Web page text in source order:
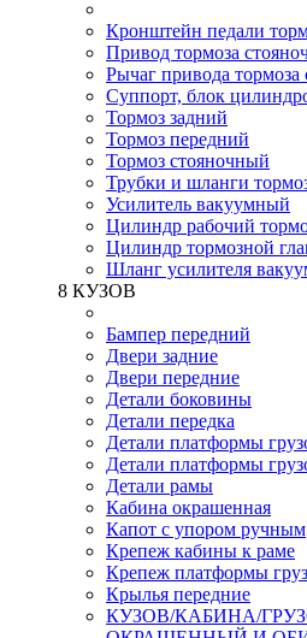
Кронштейн педали
Привод тормоза
Рычаг привода тормоза
Суппорт, блок
Тормоз задний
Тормоз передний
Тормоз стояночный
Трубки и шланги
Усилитель вакуумный
Цилиндр рабочий
Цилиндр тормозной
Шланг усилителя
8 КУЗОВ
Бампер передний
Двери задние
Двери передние
Детали боковины
Детали передка
Детали платформы
Детали платформы
Детали рамы
Кабина окрашенная
Капот с упором ручным
Крепеж кабины к раме
Крепеж платформы
Крылья передние
КУЗОВ/КАБИНА/